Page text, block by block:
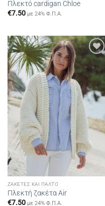
Πλεκτό cardigan Chloe
€7.50 με 24% Φ.Π.Α.
Add to
wishlist
ΖΑΚΈΤΕΣ ΚΑΙ ΠΑΛΤΌ
Πλεκτή ζακέτα Air
€7.50 με 24% Φ.Π.Α.